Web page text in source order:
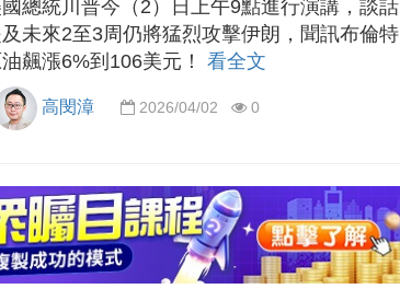
總統川普今（2）日上午9點進行演講，談話
未來2至3周仍將猛烈攻擊伊朗，聞訊布倫特
飆漲6%到106美元！看全文
高閔漳 2026/04/02 0